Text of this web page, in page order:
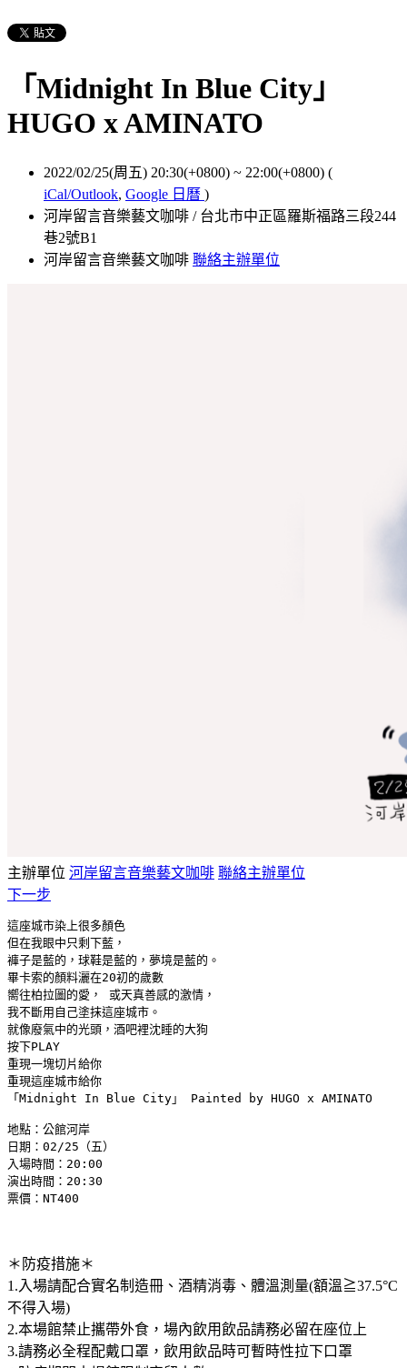
「Midnight In Blue City」
HUGO x AMINATO
2022/02/25(周五) 20:30(+0800) ~ 22:00(+0800) (
iCal/Outlook, Google 日曆 )
河岸留言音樂藝文咖啡 / 台北市中正區羅斯福路三段244
巷2號B1
河岸留言音樂藝文咖啡 聯絡主辦單位
主辦單位 河岸留言音樂藝文咖啡 聯絡主辦單位
下一步
這座城市染上很多顏色
但在我眼中只剩下藍，
褲子是藍的，球鞋是藍的，夢境是藍的。
畢卡索的顏料灑在20初的歲數
嚮往柏拉圖的愛， 或天真善感的激情，
我不斷用自己塗抹這座城市。
就像廢氣中的光頭，酒吧裡沈睡的大狗
按下PLAY
重現一塊切片給你
重現這座城市給你
「Midnight In Blue City」 Painted by HUGO x AMINATO
地點：公館河岸
日期：02/25（五）
入場時間：20:00
演出時間：20:30
＊防疫措施＊
1.入場請配合實名制造冊、酒精消毒、體溫測量(額溫≧37.5°C
不得入場)
2.本場館禁止攜帶外食，場內飲用飲品請務必留在座位上
3.請務必全程配戴口罩，飲用飲品時可暫時性拉下口罩